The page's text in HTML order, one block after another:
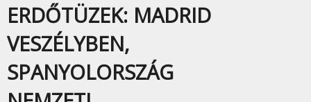
ERDŐTÜZEK: MADRID
VESZÉLYBEN,
SPANYOLORSZÁG